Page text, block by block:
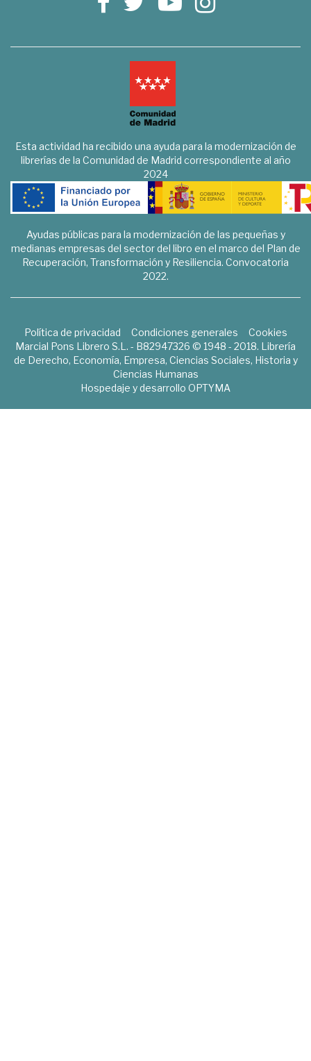
Esta actividad ha recibido una ayuda para la modernización de
librerías de la Comunidad de Madrid correspondiente al año
2024
Ayudas públicas para la modernización de las pequeñas y
medianas empresas del sector del libro en el marco del Plan de
Recuperación, Transformación y Resiliencia. Convocatoria
2022.
Política de privacidad Condiciones generales
Cookies
Marcial Pons Librero S.L. - B82947326 © 1948 - 2018. Librería
de Derecho, Economía, Empresa, Ciencias Sociales, Historia y
Ciencias Humanas
Hospedaje y desarrollo OPTYMA